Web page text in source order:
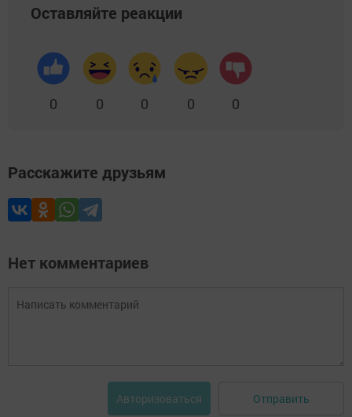
Оставляйте реакции
0 0 0 0 0
Расскажите друзьям
Нет комментариев
Авторизоваться Отправить